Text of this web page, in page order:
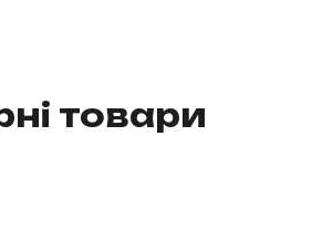
товари